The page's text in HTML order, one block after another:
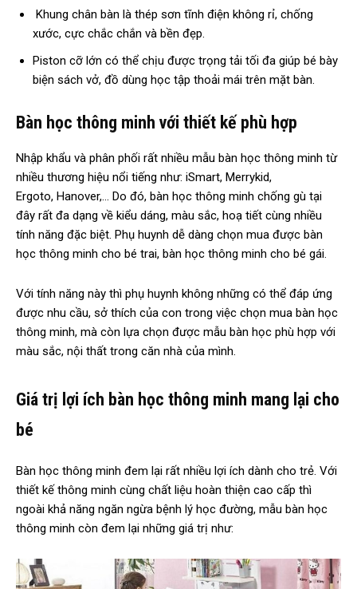
Khung chân bàn là thép sơn tĩnh điện không rỉ, chống
xước, cực chắc chắn và bền đẹp.
Piston cỡ lớn có thể chịu được trọng tải tối đa giúp bé bày
biện sách vở, đồ dùng học tập thoải mái trên mặt bàn.
Bàn học thông minh với thiết kế phù hợp
Nhập khẩu và phân phối rất nhiều mẫu bàn học thông minh từ
nhiều thương hiệu nổi tiếng như: iSmart, Merrykid,
Ergoto, Hanover,… Do đó, bàn học thông minh chống gù tại
đây rất đa dạng về kiểu dáng, màu sắc, hoạ tiết cùng nhiều
tính năng đặc biệt. Phụ huynh dễ dàng chọn mua được bàn
học thông minh cho bé trai, bàn học thông minh cho bé gái.
Với tính năng này thì phụ huynh không những có thể đáp ứng
được nhu cầu, sở thích của con trong việc chọn mua bàn học
thông minh, mà còn lựa chọn được mẫu bàn học phù hợp với
màu sắc, nội thất trong căn nhà của mình.
Giá trị lợi ích bàn học thông minh mang lại cho
bé
Bàn học thông minh đem lại rất nhiều lợi ích dành cho trẻ. Với
thiết kế thông minh cùng chất liệu hoàn thiện cao cấp thì
ngoài khả năng ngăn ngừa bệnh lý học đường, mẫu bàn học
thông minh còn đem lại những giá trị như: